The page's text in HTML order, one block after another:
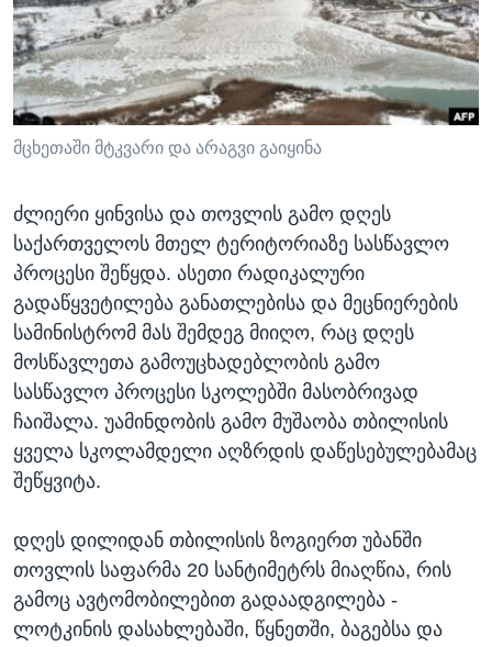
ᲡᲢᲣᲓᲘᲐ ᲕᲐᲨᲘᲜᲒᲢᲝᲜᲘ
ᲔᲙᲝᲜᲝᲛᲘᲙᲐ
ᲯᲐᲜᲛᲠᲗᲔᲚᲝᲑᲐ
ᲛᲔᲪᲜᲘᲔᲠᲔᲑᲐ
ᲘᲜᲢᲔᲠᲕᲘᲣ
ᲒᲐᲚᲘᲚᲔᲝ
ᲓᲔᲖᲘᲜᲤᲝᲠᲛᲐᲪᲘᲐ
Learning English
ᲗᲕᲐᲚᲘ ᲒᲕᲐᲓᲔᲕᲜᲔᲗ
ენები
მცხეთაში მტკვარი და არაგვი გაიყინა
ძლიერი ყინვისა და თოვლის გამო დღეს
საქართველოს მთელ ტერიტორიაზე სასწავლო
პროცესი შეწყდა. ასეთი რადიკალური
გადაწყვეტილება განათლებისა და მეცნიერების
სამინისტრომ მას შემდეგ მიიღო, რაც დღეს
მოსწავლეთა გამოუცხადებლობის გამო
სასწავლო პროცესი სკოლებში მასობრივად
ჩაიშალა. უამინდობის გამო მუშაობა თბილისის
ყველა სკოლამდელი აღზრდის დაწესებულებამაც
შეწყვიტა.
დღეს დილიდან თბილისის ზოგიერთ უბანში
თოვლის საფარმა 20 სანტიმეტრს მიაღწია, რის
გამოც ავტომობილებით გადაადგილება -
ლოტკინის დასახლებაში, წყნეთში, ბაგებსა და